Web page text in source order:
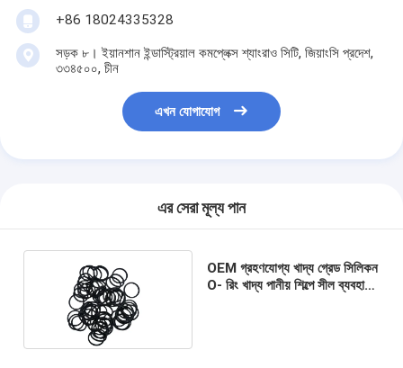
+86 18024335328
সড়ক ৮। ইয়ানশান ইন্ডাস্ট্রিয়াল কমপ্লেক্স শ্যাংরাও সিটি, জিয়াংসি প্রদেশ,
৩৩৪৫০০, চীন
এখন যোগাযোগ
এর সেরা মূল্য পান
OEM গ্রহণযোগ্য খাদ্য গ্রেড সিলিকন
O- রিং খাদ্য পানীয় শিল্পে সীল ব্যবহারের